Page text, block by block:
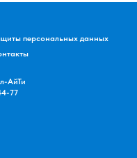
персональных данных
АйТи
77